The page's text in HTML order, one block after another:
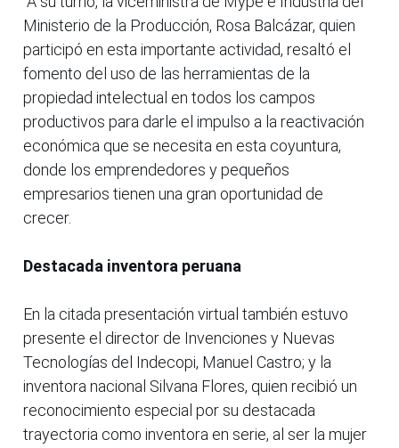
Ministerio de la Producción, Rosa Balcázar, quien
participó en esta importante actividad, resaltó el
fomento del uso de las herramientas de la
propiedad intelectual en todos los campos
productivos para darle el impulso a la reactivación
económica que se necesita en esta coyuntura,
donde los emprendedores y pequeños
empresarios tienen una gran oportunidad de
crecer.
Destacada inventora peruana
En la citada presentación virtual también estuvo
presente el director de Invenciones y Nuevas
Tecnologías del Indecopi, Manuel Castro; y la
inventora nacional Silvana Flores, quien recibió un
reconocimiento especial por su destacada
trayectoria como inventora en serie, al ser la mujer